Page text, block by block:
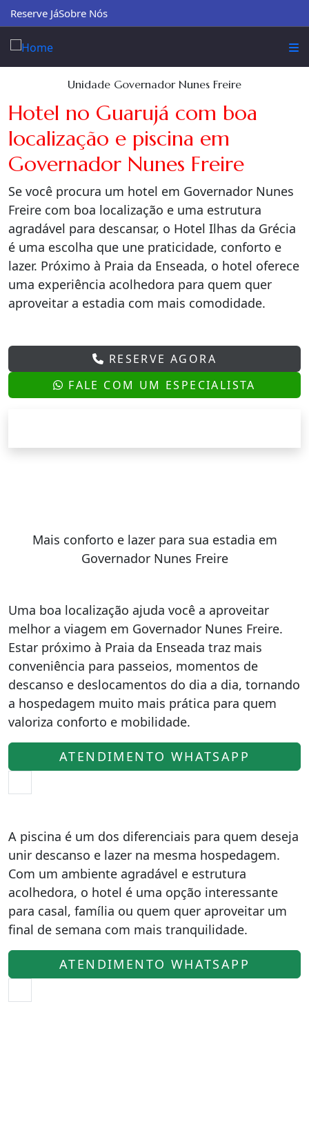
Reserve JáSobre Nós
Unidade Governador Nunes Freire
Hotel no Guarujá com boa
localização e piscina em
Governador Nunes Freire
Se você procura um hotel em Governador Nunes
Freire com boa localização e uma estrutura
agradável para descansar, o Hotel Ilhas da Grécia
é uma escolha que une praticidade, conforto e
lazer. Próximo à Praia da Enseada, o hotel oferece
uma experiência acolhedora para quem quer
aproveitar a estadia com mais comodidade.
RESERVE AGORA
FALE COM UM ESPECIALISTA
Mais conforto e lazer para sua estadia em
Governador Nunes Freire
Uma boa localização ajuda você a aproveitar
melhor a viagem em Governador Nunes Freire.
Estar próximo à Praia da Enseada traz mais
conveniência para passeios, momentos de
descanso e deslocamentos do dia a dia, tornando
a hospedagem muito mais prática para quem
valoriza conforto e mobilidade.
ATENDIMENTO WHATSAPP
A piscina é um dos diferenciais para quem deseja
unir descanso e lazer na mesma hospedagem.
Com um ambiente agradável e estrutura
acolhedora, o hotel é uma opção interessante
para casal, família ou quem quer aproveitar um
final de semana com mais tranquilidade.
ATENDIMENTO WHATSAPP